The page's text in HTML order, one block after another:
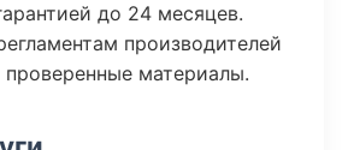
до 24 месяцев.
производителей
проверенные материалы.